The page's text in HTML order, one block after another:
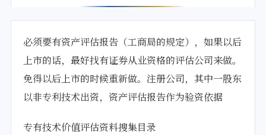
必须要有资产评估报告（工商局的规定），如果以后
上市的话，最好找有证券从业资格的评估公司来做。
免得以后上市的时候重新做。注册公司，其中一股东
以非专利技术出资，资产评估报告作为验资依据
专有技术价值评估资料搜集目录